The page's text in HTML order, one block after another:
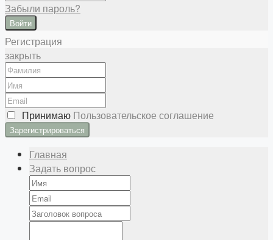
Забыли пароль?
Войти
Регистрация
закрыть
Принимаю Пользовательское соглашение
Главная
Задать вопрос